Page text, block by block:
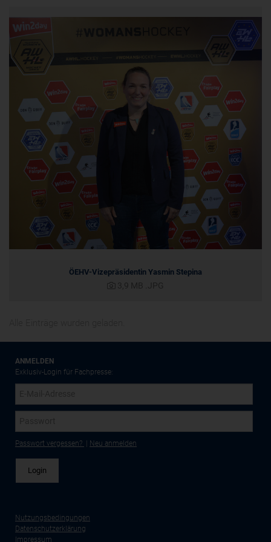
ÖEHV-Vizepräsidentin Yasmin Stepina
ANMELDEN
Exklusiv-Login für Fachpresse:
Passwort vergessen? Neu anmelden
Nutzungsbedingungen
Datenschutzerklärung
Impressum
ahoy_*
_ga, _gid
www.powrio.com
Cookies der eingeblendeten sozialen Medien werden gesetzt